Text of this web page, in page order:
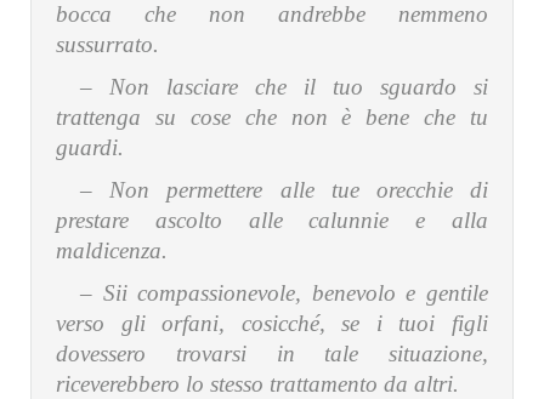
bocca che non andrebbe nemmeno
sussurrato.
– Non lasciare che il tuo sguardo si
trattenga su cose che non è bene che tu
guardi.
– Non permettere alle tue orecchie di
prestare ascolto alle calunnie e alla
maldicenza.
– Sii compassionevole, benevolo e gentile
verso gli orfani, cosicché, se i tuoi figli
dovessero trovarsi in tale situazione,
riceverebbero lo stesso trattamento da altri.